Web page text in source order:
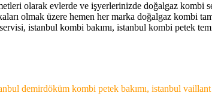
olarak evlerde ve işyerlerinizde doğalgaz kombi
olmak üzere hemen her marka doğalgaz kombi
istanbul kombi bakımı, istanbul kombi petek
demirdöküm kombi petek bakımı, istanbul vaillant